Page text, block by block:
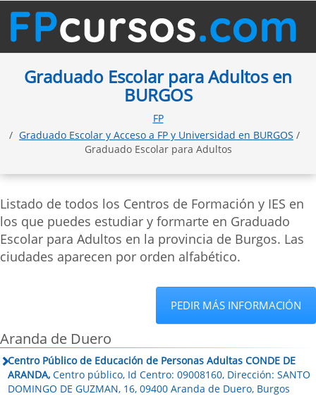
Graduado Escolar para Adultos en
BURGOS
FP
Graduado Escolar y Acceso a FP y Universidad en BURGOS /
Graduado Escolar para Adultos
Listado de todos los Centros de Formación y IES en
los que puedes estudiar y formarte en Graduado
Escolar para Adultos en la provincia de Burgos. Las
ciudades aparecen por orden alfabético.
PEDIR MÁS INFORMACIÓN
Aranda de Duero
Centro Público de Educación de Personas Adultas CONDE DE
ARANDA, Centro público, Id Centro: 09008160, Dirección: SANTO
DOMINGO DE GUZMAN, 16, 09400 Aranda de Duero, Burgos